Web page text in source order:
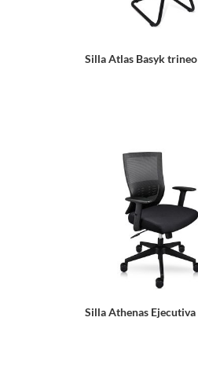
Silla Atlas Basyk trineo
Silla Athenas Ejecutiva